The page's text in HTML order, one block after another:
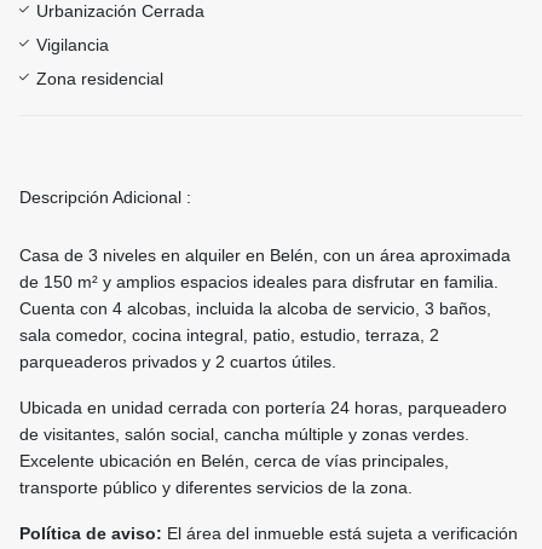
Urbanización Cerrada
Vigilancia
Zona residencial
Descripción Adicional :
Casa de 3 niveles en alquiler en Belén, con un área aproximada
de 150 m² y amplios espacios ideales para disfrutar en familia.
Cuenta con 4 alcobas, incluida la alcoba de servicio, 3 baños,
sala comedor, cocina integral, patio, estudio, terraza, 2
parqueaderos privados y 2 cuartos útiles.
Ubicada en unidad cerrada con portería 24 horas, parqueadero
de visitantes, salón social, cancha múltiple y zonas verdes.
Excelente ubicación en Belén, cerca de vías principales,
transporte público y diferentes servicios de la zona.
Política de aviso: El área del inmueble está sujeta a verificación